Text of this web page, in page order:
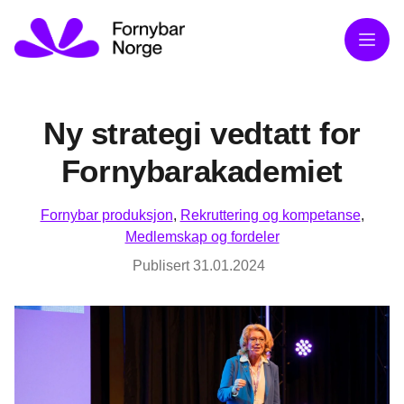
Meny
Ny strategi vedtatt for
Fornybarakademiet
Fornybar produksjon, Rekruttering og kompetanse,
Medlemskap og fordeler
Publisert31.01.2024